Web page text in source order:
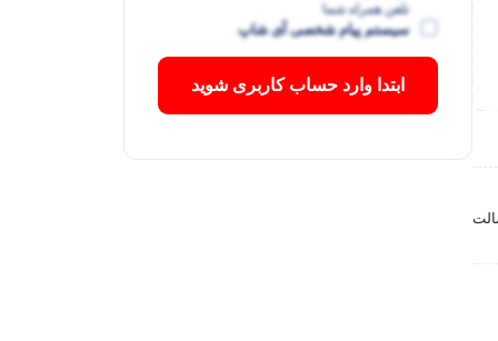
تلفن همراه شما
سیستم پیام شخصی آی شاپ
ابتدا وارد حساب کاربری شوید